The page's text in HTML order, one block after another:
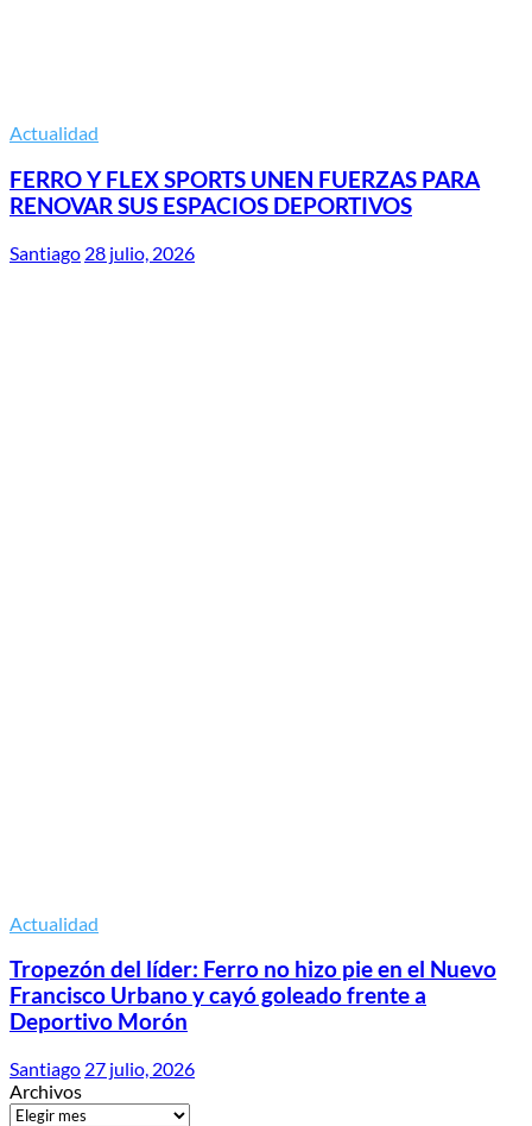
Actualidad
FERRO Y FLEX SPORTS UNEN FUERZAS PARA
RENOVAR SUS ESPACIOS DEPORTIVOS
Santiago 28 julio, 2026
Actualidad
Tropezón del líder: Ferro no hizo pie en el Nuevo
Francisco Urbano y cayó goleado frente a
Deportivo Morón
Santiago 27 julio, 2026
Archivos